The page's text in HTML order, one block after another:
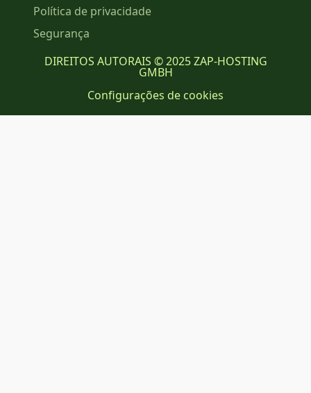
Política de privacidade
Segurança
DIREITOS AUTORAIS © 2025 ZAP-HOSTING
GMBH
Configurações de cookies